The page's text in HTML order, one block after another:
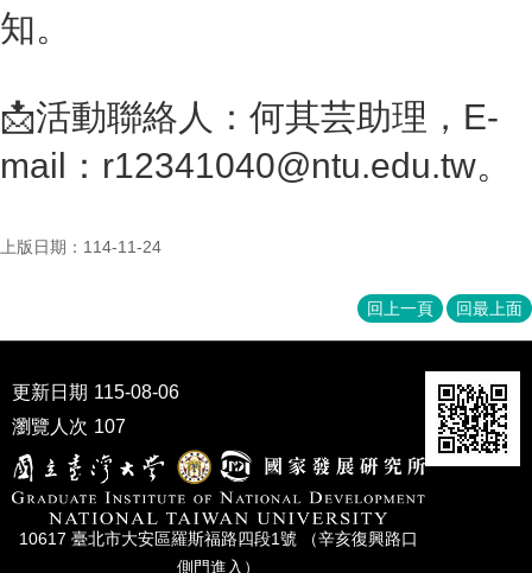
國
家
展
研
期
口
學
會
知。
📩活動聯絡人：何其芸助理， E-
mail ： r12341040@ntu.edu.tw。
上版日期：114-11-24
回上一頁 回最上面
更新日期 115-08-06
瀏覽人次 107
10617 臺北市⼤安區羅斯福路四段1號 （辛亥復興路⼝
側⾨進入）